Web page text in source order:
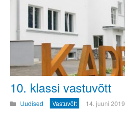
10. klassi vastuvõtt
Uudised Vastuvõtt 14. juuni 2019